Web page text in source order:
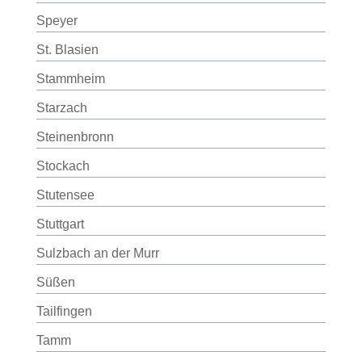
Speyer
St. Blasien
Stammheim
Starzach
Steinenbronn
Stockach
Stutensee
Stuttgart
Sulzbach an der Murr
Süßen
Tailfingen
Tamm